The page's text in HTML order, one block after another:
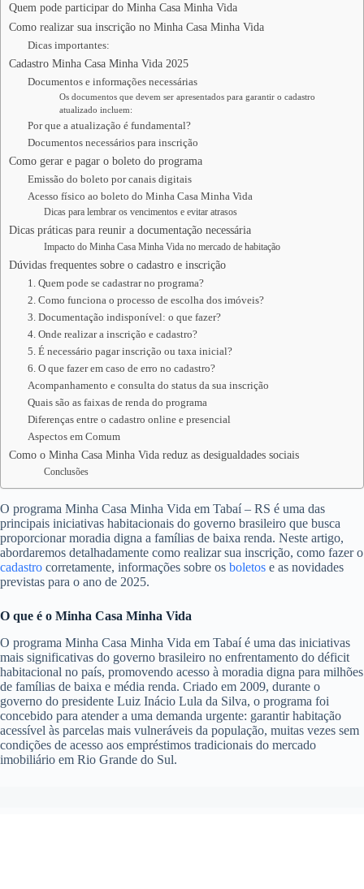
Quem pode participar do Minha Casa Minha Vida
Como realizar sua inscrição no Minha Casa Minha Vida
Dicas importantes:
Cadastro Minha Casa Minha Vida 2025
Documentos e informações necessárias
Os documentos que devem ser apresentados para garantir o cadastro
atualizado incluem:
Por que a atualização é fundamental?
Documentos necessários para inscrição
Como gerar e pagar o boleto do programa
Emissão do boleto por canais digitais
Acesso físico ao boleto do Minha Casa Minha Vida
Dicas para lembrar os vencimentos e evitar atrasos
Dicas práticas para reunir a documentação necessária
Impacto do Minha Casa Minha Vida no mercado de habitação
Dúvidas frequentes sobre o cadastro e inscrição
1. Quem pode se cadastrar no programa?
2. Como funciona o processo de escolha dos imóveis?
3. Documentação indisponível: o que fazer?
4. Onde realizar a inscrição e cadastro?
5. É necessário pagar inscrição ou taxa inicial?
6. O que fazer em caso de erro no cadastro?
Acompanhamento e consulta do status da sua inscrição
Quais são as faixas de renda do programa
Diferenças entre o cadastro online e presencial
Aspectos em Comum
Como o Minha Casa Minha Vida reduz as desigualdades sociais
Conclusões
O programa Minha Casa Minha Vida em Tabaí – RS é uma das
principais iniciativas habitacionais do governo brasileiro que busca
proporcionar moradia digna a famílias de baixa renda. Neste artigo,
abordaremos detalhadamente como realizar sua inscrição, como fazer o
cadastro corretamente, informações sobre os boletos e as novidades
previstas para o ano de 2025.
O que é o Minha Casa Minha Vida
O programa Minha Casa Minha Vida em Tabaí é uma das iniciativas
mais significativas do governo brasileiro no enfrentamento do déficit
habitacional no país, promovendo acesso à moradia digna para milhões
de famílias de baixa e média renda. Criado em 2009, durante o
governo do presidente Luiz Inácio Lula da Silva, o programa foi
concebido para atender a uma demanda urgente: garantir habitação
acessível às parcelas mais vulneráveis da população, muitas vezes sem
condições de acesso aos empréstimos tradicionais do mercado
imobiliário em Rio Grande do Sul.